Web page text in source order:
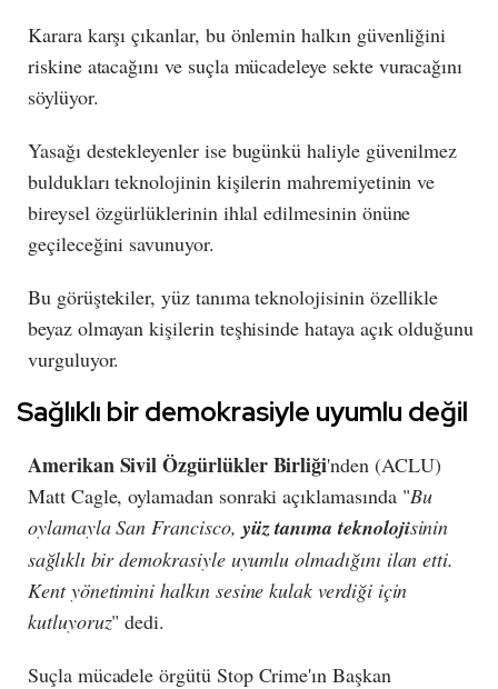
Karara karşı çıkanlar, bu önlemin halkın güvenliğini
riskine atacağını ve suçla mücadeleye sekte vuracağını
söylüyor.
Yasağı destekleyenler ise bugünkü haliyle güvenilmez
buldukları teknolojinin kişilerin mahremiyetinin ve
bireysel özgürlüklerinin ihlal edilmesinin önüne
geçileceğini savunuyor.
Bu görüştekiler, yüz tanıma teknolojisinin özellikle
beyaz olmayan kişilerin teşhisinde hataya açık olduğunu
vurguluyor.
Sağlıklı bir demokrasiyle uyumlu değil
Amerikan Sivil Özgürlükler Birliği'nden (ACLU)
Matt Cagle, oylamadan sonraki açıklamasında "Bu
oylamayla San Francisco, yüz tanıma teknolojisinin
sağlıklı bir demokrasiyle uyumlu olmadığını ilan etti.
Kent yönetimini halkın sesine kulak verdiği için
kutluyoruz" dedi.
Suçla mücadele örgütü Stop Crime'ın Başkan